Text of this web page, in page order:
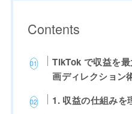
Contents
TikTok で収益を
画ディレクション
1. 収益の仕組みを